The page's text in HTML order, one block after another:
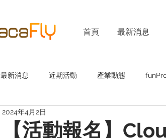
首頁 最新消息
最新消息 近期活動 產業動態
【活動報名】
2024年4月2日